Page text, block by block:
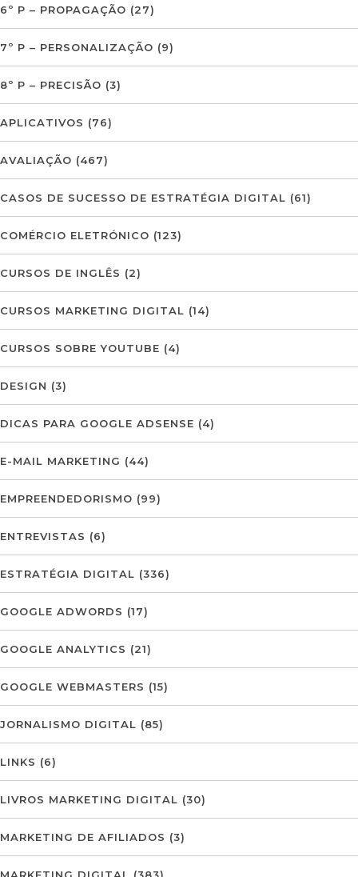
6º P – PROPAGAÇÃO (27)
7º P – PERSONALIZAÇÃO (9)
8º P – PRECISÃO (3)
APLICATIVOS (76)
AVALIAÇÃO (467)
CASOS DE SUCESSO DE ESTRATÉGIA DIGITAL (61)
COMÉRCIO ELETRÓNICO (123)
CURSOS DE INGLÊS (2)
CURSOS MARKETING DIGITAL (14)
CURSOS SOBRE YOUTUBE (4)
DESIGN (3)
DICAS PARA GOOGLE ADSENSE (4)
E-MAIL MARKETING (44)
EMPREENDEDORISMO (99)
ENTREVISTAS (6)
ESTRATÉGIA DIGITAL (336)
GOOGLE ADWORDS (17)
GOOGLE ANALYTICS (21)
GOOGLE WEBMASTERS (15)
JORNALISMO DIGITAL (85)
LINKS (6)
LIVROS MARKETING DIGITAL (30)
MARKETING DE AFILIADOS (3)
MARKETING DIGITAL (383)